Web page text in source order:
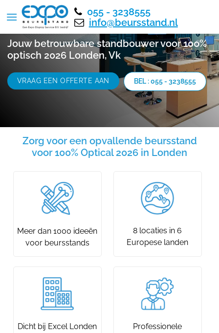
055 - 3238555
info@beursstand.nl
Jouw betrouwbare standbouwer voor 100%
optisch 2026 Londen, Vk
VRAAG EEN OFFERTE AAN BEL : 055 - 3238555
Zorg voor een opvallende beursstand
voor 100% Optical 2026 in Londen
Meer dan 1000 ideeën
voor beursstands
8 locaties in 6
Europese landen
Dicht bij Excel Londen
Professionele